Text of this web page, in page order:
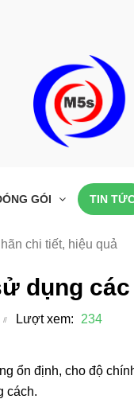
dụng
Lượt xem: 234
ổn định, cho độ
cách.
GÓI TIN
chi tiết, hiệu quả